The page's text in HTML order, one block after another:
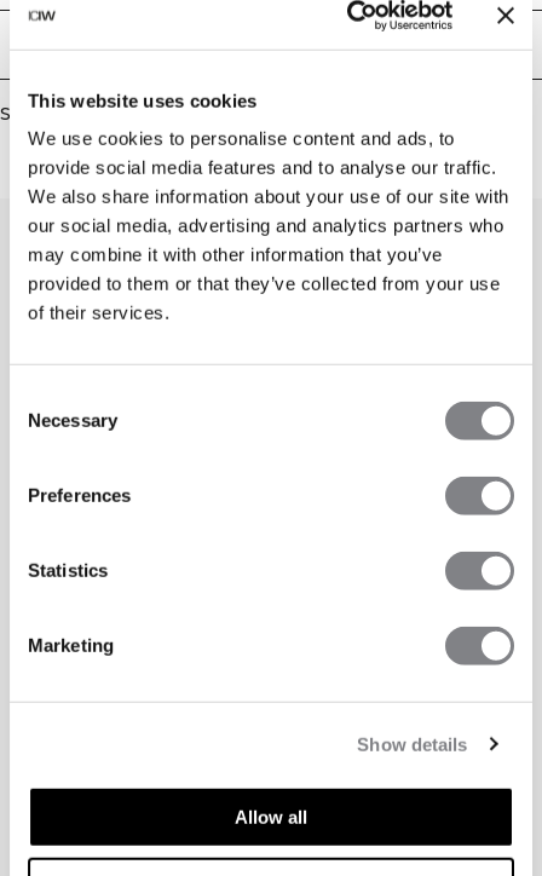
This website uses cookies
We use cookies to personalise content and ads, to
provide social media features and to analyse our traffic.
We also share information about your use of our site with
our social media, advertising and analytics partners who
may combine it with other information that you’ve
provided to them or that they’ve collected from your use
of their services.
Selection
Necessary
Preferences
Statistics
Marketing
Show details
Allow all
stærkt statement til dit træningstøj. T-shirten har følgende egenskaber: let
waffle mesh-materiale for overlegen ventilation, forlænget bagkant for bedre
dækning og stil, raglan-ærmer for maksimal bevægelsesfrihed, strategiske
polyester, 10% Elastan
Levering og returnering
Similar products